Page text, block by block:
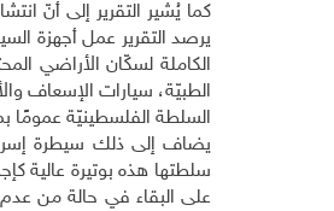
كما يُشير التقرير إلى أنّ
يرصد التقرير عمل أجهزة
الكاملة لسكّان الأراضي
الطبيّة، سيارات الإسعاف
السلطة الفلسطينيّة عمومًا
يضاف إلى ذلك سيطرة
سلطتها هذه بوتيرة عالية
على البقاء في حالة من عدم